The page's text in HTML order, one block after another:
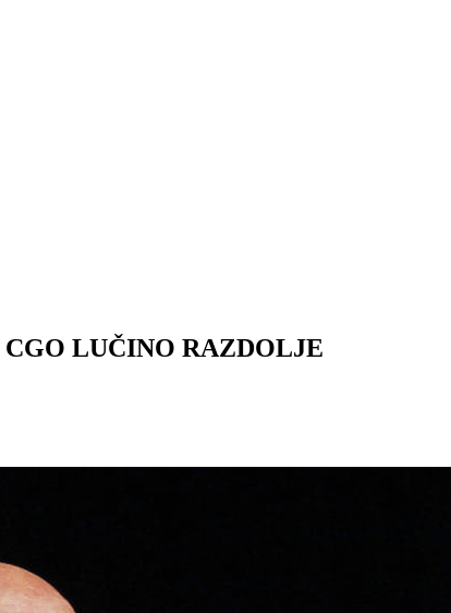
LUČINO RAZDOLJE